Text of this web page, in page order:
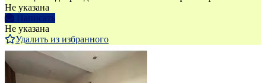
Не указана
Написать
Не указана
Удалить из избранного